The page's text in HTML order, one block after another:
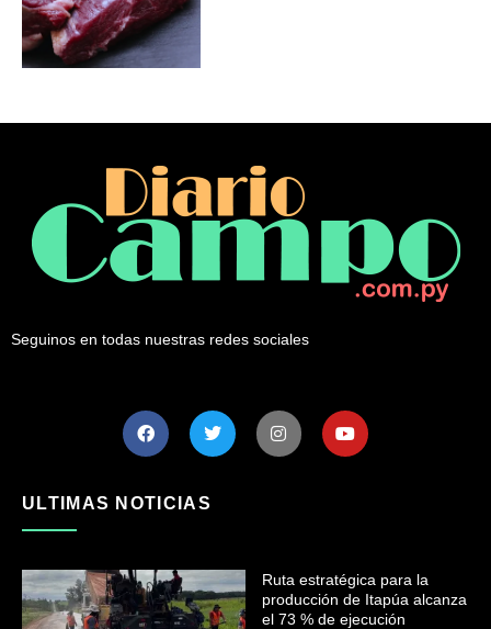
Seguinos en todas nuestras redes sociales
ULTIMAS NOTICIAS
Ruta estratégica para la
producción de Itapúa alcanza
el 73 % de ejecución